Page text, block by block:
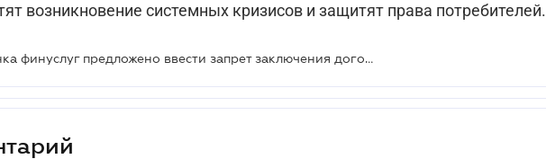
возникновение системных кризисов и защитят права потребителей.
Для рынка финуслуг предложено ввести запрет заключения договоров и новые правила рекламы